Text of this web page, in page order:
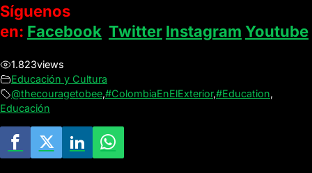
Síguenos
en: Facebook Twitter Instagram Youtube
1.823views
Educación y Cultura
@thecouragetobee,#ColombiaEnElExterior,#Education,
Educación